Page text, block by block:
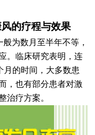
的疗程与效果
为数月至半年不等，
。临床研究表明，连
月的时间，大多数患
，也有部分患者对激
治疗方案。